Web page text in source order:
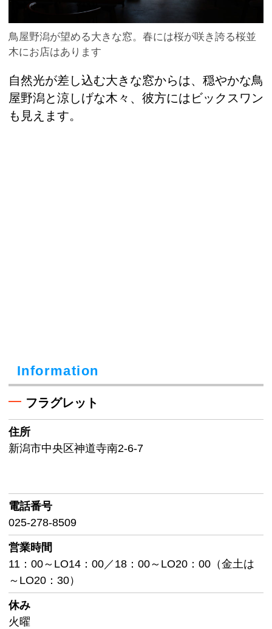
鳥屋野潟が望める大きな窓。春には桜が咲き誇る桜並
木にお店はあります
自然光が差し込む大きな窓からは、穏やかな鳥
屋野潟と涼しげな木々、彼方にはビックスワン
も見えます。
Information
フラグレット
住所
新潟市中央区神道寺南2-6-7
電話番号
025-278-8509
営業時間
11：00～LO14：00／18：00～LO20：00（金土は
～LO20：30）
休み
火曜